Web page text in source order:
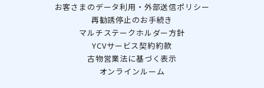
お客さまのデータ利用・外部送信ポリシー
再勧誘停止のお手続き
マルチステークホルダー方針
YCVサービス契約約款
古物営業法に基づく表示
オンラインルーム